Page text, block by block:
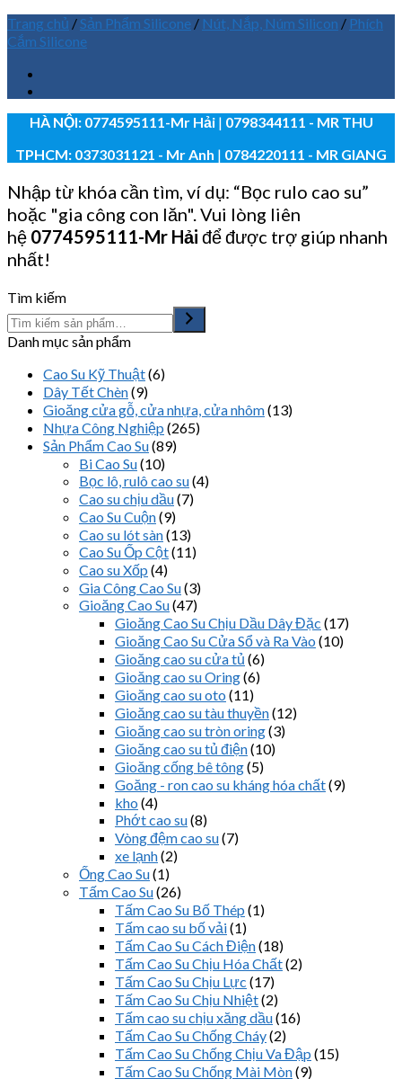
Trang chủ /Sản Phẩm Silicone / Nút, Nắp, Núm Silicon / Phích
Cắm Silicone
HÀ NỘI: 0774595111-Mr Hải| 0798344111 - MR THU
TPHCM: 0373031121 - Mr Anh | 0784220111 - MR GIANG
Nhập từ khóa cần tìm, ví dụ: “Bọc rulo cao su”
hoặc "gia công con lăn". Vui lòng liên
hệ 0774595111-Mr Hải để được trợ giúp nhanh
nhất!
Tìm kiếm
Danh mục sản phẩm
Cao Su Kỹ Thuật(6)
Dây Tết Chèn(9)
Gioăng cửa gỗ, cửa nhựa, cửa nhôm(13)
Nhựa Công Nghiệp (265)
Sản Phẩm Cao Su(89)
Bi Cao Su(10)
Bọc lô, rulô cao su(4)
Cao su chịu dầu(7)
Cao Su Cuộn(9)
Cao su lót sàn(13)
Cao Su Ốp Cột(11)
Cao su Xốp (4)
Gia Công Cao Su(3)
Gioăng Cao Su(47)
Gioăng Cao Su Chịu Dầu Dây Đặc (17)
Gioăng Cao Su Cửa Sổ và Ra Vào (10)
Gioăng cao su cửa tủ (6)
Gioăng cao su Oring(6)
Gioăng cao su oto (11)
Gioăng cao su tàu thuyền(12)
Gioăng cao su tròn oring(3)
Gioăng cao su tủ điện(10)
Gioăng cống bê tông(5)
Goăng - ron cao su kháng hóa chất(9)
kho (4)
Phớt cao su(8)
Vòng đệm cao su(7)
xe lạnh(2)
Ống Cao Su(1)
Tấm Cao Su(26)
Tấm Cao Su Bố Thép (1)
Tấm cao su bố vải(1)
Tấm Cao Su Cách Điện(18)
Tấm Cao Su Chịu Hóa Chất(2)
Tấm Cao Su Chịu Lực (17)
Tấm Cao Su Chịu Nhiệt(2)
Tấm cao su chịu xăng dầu(16)
Tấm Cao Su Chống Cháy(2)
Tấm Cao Su Chống Chịu Va Đập (15)
Tấm Cao Su Chống Mài Mòn(9)